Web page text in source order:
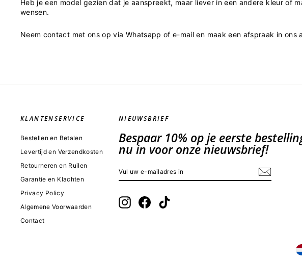
Heb je een model gezien dat je aanspreekt, maar liever in een andere kleur of
wensen.
Neem contact met ons op via Whatsapp ofe-mail en maak een afspraak in ons
KLANTENSERVICE
Bestellen en Betalen
Levertijd en Verzendkosten
Retourneren en Ruilen
Garantie en Klachten
Privacy Policy
Algemene Voorwaarden
Contact
NIEUWSBRIEF
Bespaar 10% op je eerste
nu in voor onze nieuwsbrief!
UW
E-
IN InstagramFacebookTikTok